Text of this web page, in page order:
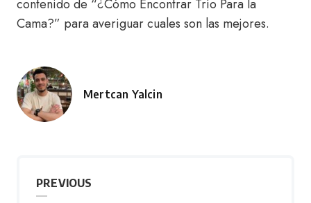
contenido de “¿Cómo Encontrar Trío Para la
Cama?” para averiguar cuales son las mejores.
Posted
Mertcan Yalcin
PREVIOUS